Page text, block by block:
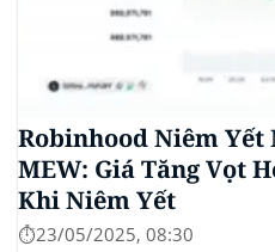
Robinhood Niêm Yết
MEW: Giá Tăng Vọt
Khi Niêm Yết
⏱️23/05/2025, 08:30